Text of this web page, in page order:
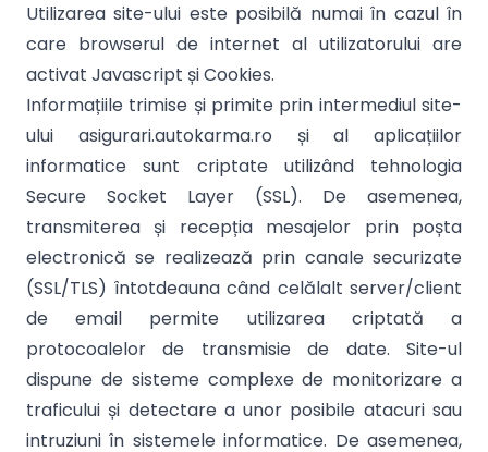
Utilizarea site-ului este posibilă numai în cazul în
care browserul de internet al utilizatorului are
activat Javascript și Cookies.
Informațiile trimise și primite prin intermediul site-
ului asigurari.autokarma.ro și al aplicațiilor
informatice sunt criptate utilizând tehnologia
Secure Socket Layer (SSL). De asemenea,
transmiterea și recepția mesajelor prin poșta
electronică se realizează prin canale securizate
(SSL/TLS) întotdeauna când celălalt server/client
de email permite utilizarea criptată a
protocoalelor de transmisie de date. Site-ul
dispune de sisteme complexe de monitorizare a
traficului și detectare a unor posibile atacuri sau
intruziuni în sistemele informatice. De asemenea,